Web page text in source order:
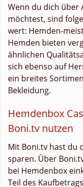
Wenn du dich
möchtest, sind
wert: Hemden-
Hemden bieten
ähnlichen
sich ebenso auf
ein breites
Bekleidung.
Hemdenbox
Boni.tv nutzen
Mit Boni.tv hast du
sparen. Über
bei Hemdenbox
Teil des